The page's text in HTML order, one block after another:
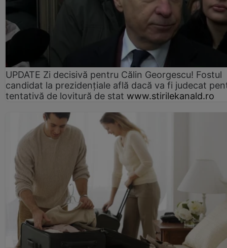
UPDATE Zi decisivă pentru Călin Georgescu! Fostul
candidat la prezidențiale află dacă va fi judecat
tentativă de lovitură de stat www.stirilekanald.ro